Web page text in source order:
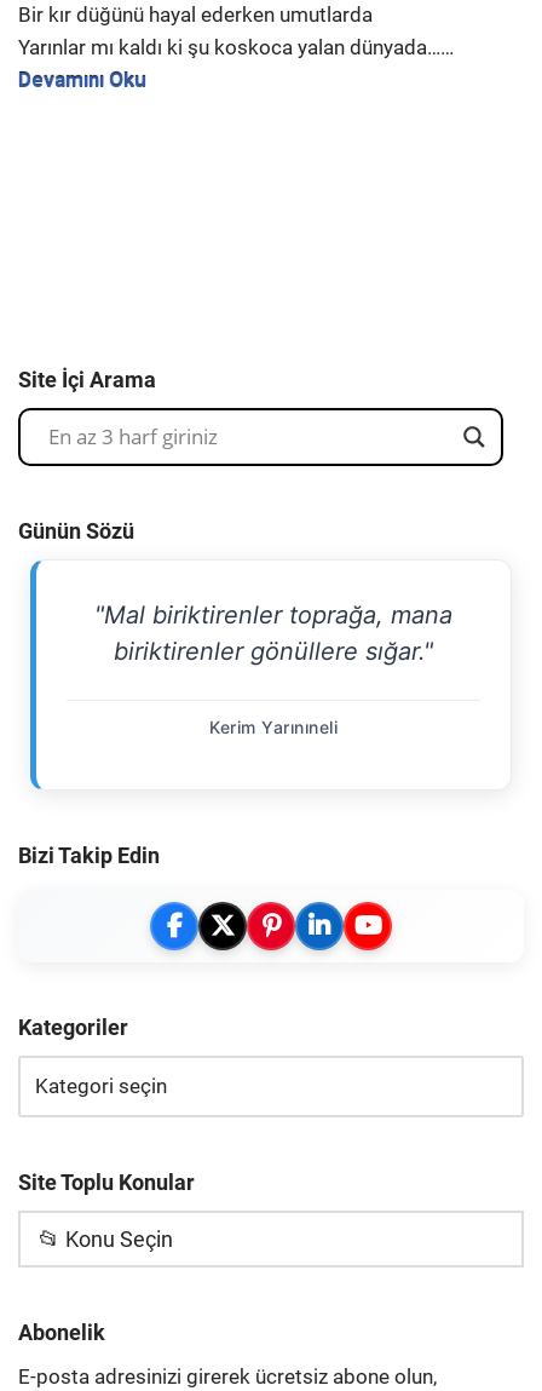
Bir kır düğünü hayal ederken umutlarda
Yarınlar mı kaldı ki şu koskoca yalan dünyada……
Devamını Oku
Site İçi Arama
Günün Sözü
"Mal biriktirenler toprağa, mana
biriktirenler gönüllere sığar."
Kerim Yarınıneli
Bizi Takip Edin
Kategoriler
Site Toplu Konular
📂 Konu Seçin
Abonelik
E-posta adresinizi girerek ücretsiz abone olun,